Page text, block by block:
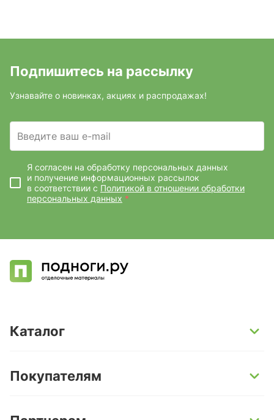
Подпишитесь на рассылку
Узнавайте о новинках, акциях и распродажах!
Введите ваш e-mail
Я согласен на обработку персональных данных
и получение информационных рассылок
в соответствии с Политикой в отношении обработки
персональных данных *
Каталог
Кварц-винил и LVT-плитка
Покупателям